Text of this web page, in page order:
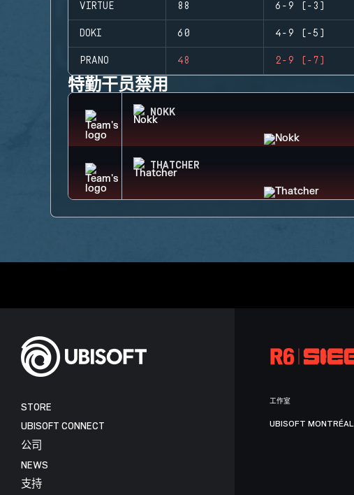
VIRTUE 88 6-9 (-3)
DOKI 60 4-9 (-5)
PRANO 48 2-9 (-7)
特勤干员禁用
NOKK
THATCHER
STORE
UBISOFT CONNECT
公司
NEWS
支持
工作室
UBISOFT MONTRÉAL